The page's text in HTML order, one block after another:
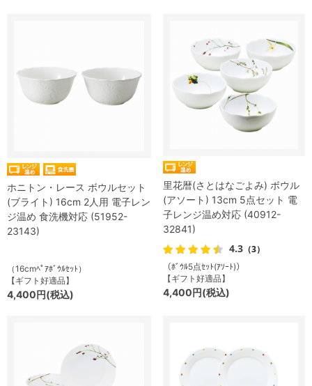
ホニトン・レース ボウルセット
(ブライト) 16cm 2人用 電子レン
ジ温め 食洗機対応 (51952-
23143)
（16cmﾍﾟｱﾎﾞｳﾙｾｯﾄ）
【ギフト好適品】
4,400円(税込)
里花暦(さとはなごよみ) ボウル
(アソート) 13cm 5点セット 電
子レンジ温め対応 (40912-
32841)
4.3 （3）
（ﾎﾞｳﾙ5点ｾｯﾄ(ｱｿｰﾄ)）
【ギフト好適品】
4,400円(税込)